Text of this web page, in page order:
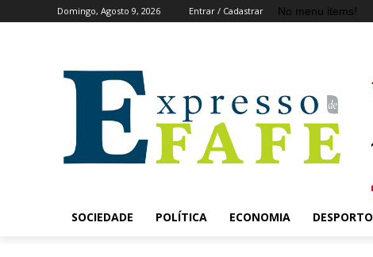
Domingo, Agosto 9, 2026 Entrar / Cadastrar No menu items!
SOCIEDADE POLÍTICA ECONOMIA DESPORTO